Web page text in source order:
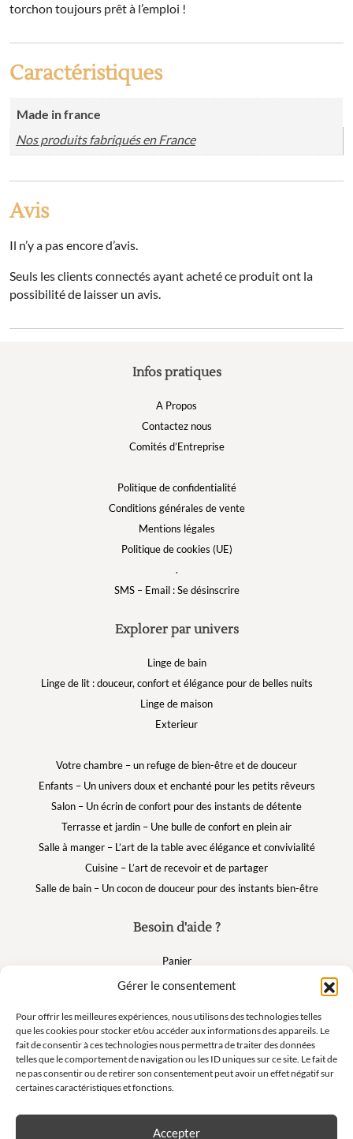
Gérer le consentement
Pour offrir les meilleures expériences, nous utilisons des technologies telles
que les cookies pour stocker et/ou accéder aux informations des appareils. Le
fait de consentir à ces technologies nous permettra de traiter des données
telles que le comportement de navigation ou les ID uniques sur ce site. Le fait de
ne pas consentir ou de retirer son consentement peut avoir un effet négatif sur
certaines caractéristiques et fonctions.
Accepter
torchon toujours prêt à l’emploi !
Caractéristiques
Made in france
Nos produits fabriqués en France
Avis
Il n’y a pas encore d’avis.
Seuls les clients connectés ayant acheté ce produit ont la
possibilité de laisser un avis.
Besoin d'aide ?
Panier
FAQ
Suivez nous
Infos pratiques
A Propos
Contactez nous
Comités d’Entreprise
Politique de confidentialité
Conditions générales de vente
Mentions légales
Politique de cookies (UE)
.
SMS – Email : Se désinscrire
Explorer par univers
Linge de bain
Linge de lit : douceur, confort et élégance pour de belles nuits
Linge de maison
Exterieur
Votre chambre – un refuge de bien-être et de douceur
Enfants – Un univers doux et enchanté pour les petits rêveurs
Salon – Un écrin de confort pour des instants de détente
Terrasse et jardin – Une bulle de confort en plein air
Salle à manger – L’art de la table avec élégance et convivialité
Cuisine – L’art de recevoir et de partager
Salle de bain – Un cocon de douceur pour des instants bien-être